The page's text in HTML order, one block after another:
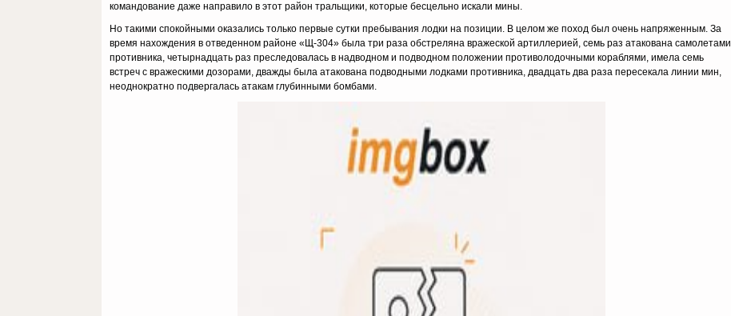
командование даже направило в этот район тральщики, которые бесцельно искали мины.
Но такими спокойными оказались только первые сутки пребывания лодки на позиции. В целом же поход был очень напряженным. За
время нахождения в отведенном районе «Щ-304» была три раза обстреляна вражеской артиллерией, семь раз атакована самолетами
противника, четырнадцать раз преследовалась в надводном и подводном положении противолодочными кораблями, имела семь
встреч с вражескими дозорами, дважды была атакована подводными лодками противника, двадцать два раза пересекала линии мин,
неоднократно подвергалась атакам глубинными бомбами.